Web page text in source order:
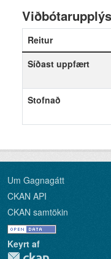
Reitur
Síðast uppfært
Stofnað
Um Gagnagátt
CKAN API
CKAN samtökin
Keyrt af